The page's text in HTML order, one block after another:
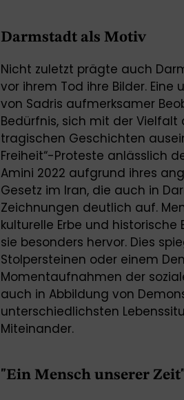
Darmstadt als Motiv
Nicht zuletzt prägte auch
vor ihrem Tod ihre Bilder.
von Sadris aufmerksamer
Bedürfnis, sich mit der
tragischen Geschichten
Freiheit“-Proteste anlässlich
Amini 2022 aufgrund ihres
Gesetz im Iran, die auch in
Zeichnungen deutlich auf.
kulturelle Erbe und
sie besonders hervor. Dies
Stolpersteinen oder einem
Momentaufnahmen der
auch in Abbildung von
unterschiedlichsten
Miteinander.
"Ein Mensch unserer